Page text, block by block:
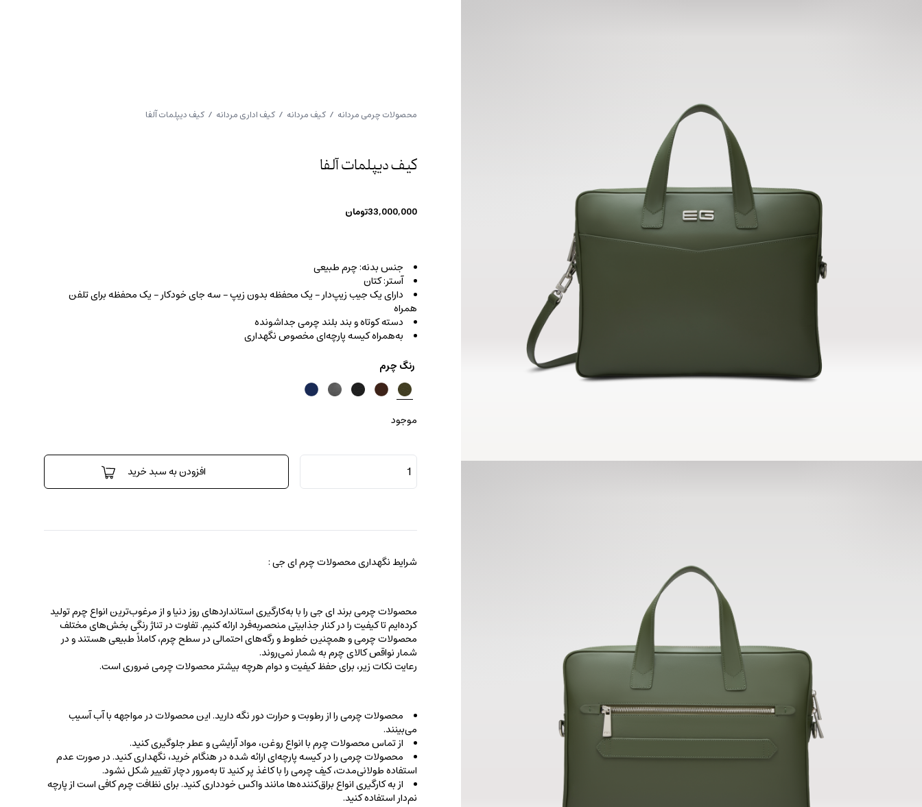
محصولات چرمی مردانه / کیف مردانه / کیف اداری مردانه / کیف دیپلمات آلفا
کیف دیپلمات آلفا
33,000,000تومان
جنس بدنه: چرم طبیعی
آستر: کتان
دارای یک جیب زیپ‌دار – یک محفظه بدون زیپ – سه جای خودکار – یک محفظه برای تلفن
همراه
دسته کوتاه و بند بلند چرمی جداشونده
به‌همراه کیسه پارچه‌ای مخصوص نگهداری
رنگ چرم
موجود
کیف
دیپلمات
آلفا
افزودن به سبد خرید
شرایط نگهداری محصولات چرم ای جی :
محصولات چرمی برند ای جی را با به‌کارگیری استانداردهای روز دنیا و از مرغوب‌ترین انواع چرم تولید
کرده‌ایم تا کیفیت را در کنار جذابیتی منحصربه‌فرد ارائه کنیم. تفاوت در تناژ رنگی بخش‌های مختلف
محصولات چرمی و همچنین خطوط و رگه‌‌های احتمالی در سطح چرم، کاملاً طبیعی هستند و در
شمار نواقص کالای چرم به شمار نمی‌روند.
رعایت نکات زیر، برای حفظ کیفیت و دوام هرچه بیشتر محصولات چرمی ضروری است.
محصولات چرمی را از رطوبت و حرارت دور نگه دارید. این محصولات در مواجهه با آب آسیب
می‌بینند.
از تماس محصولات چرم با انواع روغن‌، مواد آرایشی و عطر جلوگیری کنید.
محصولات چرمی را در کیسه‌ پارچه‌ای ارائه شده در هنگام خرید، ‌نگهداری کنید. در صورت عدم
استفاده طولانی‌مدت، کیف‌ چرمی را با کاغذ پر کنید تا به‌مرور دچار تغییر شکل نشود.
از به کارگیری انواع براق‌کننده‌ها مانند واکس خودداری کنید. برای نظافت چرم کافی است از پارچه‌
نم‌دار استفاده کنید.